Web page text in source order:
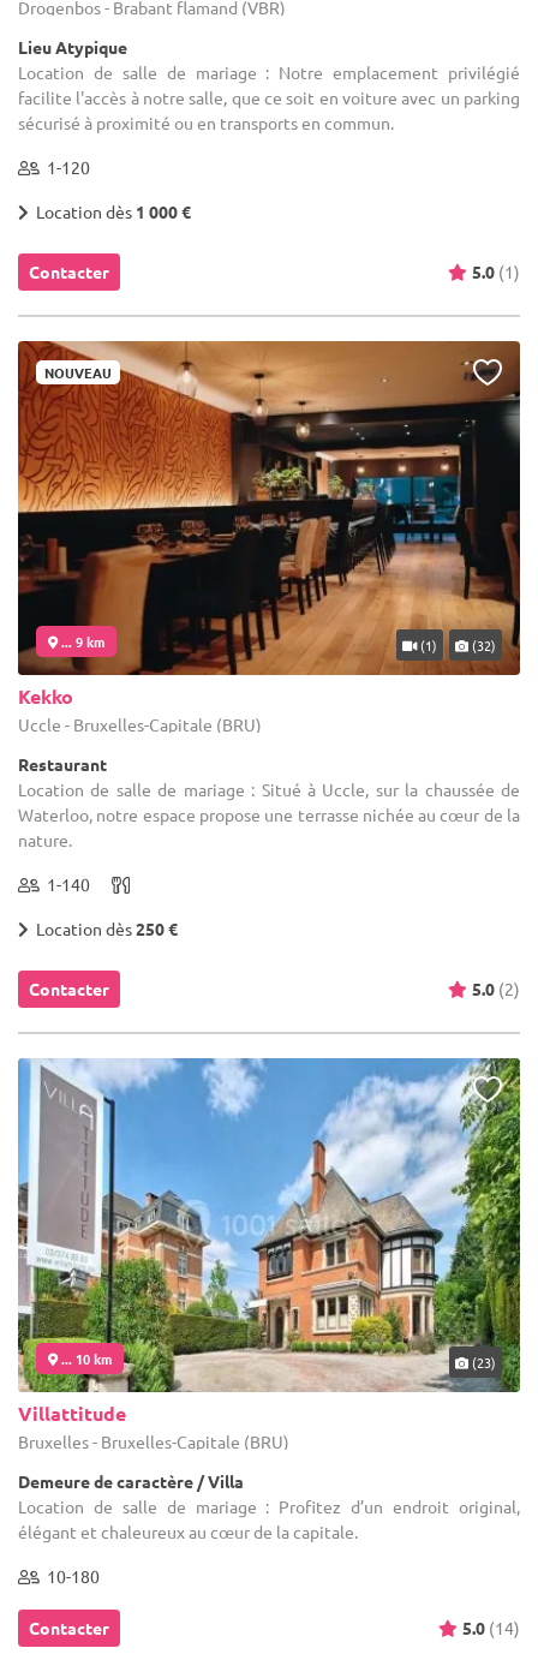
Drogenbos - Brabant flamand (VBR)
Lieu Atypique
Location de salle de mariage : Notre emplacement privilégié
facilite l'accès à notre salle, que ce soit en voiture avec un parking
sécurisé à proximité ou en transports en commun.
1-120
Location dès 1 000 €
Contacter 5.0 (1)
NOUVEAU
... 9 km (1) (32)
Kekko
Uccle - Bruxelles-Capitale (BRU)
Restaurant
Location de salle de mariage : Situé à Uccle, sur la chaussée de
Waterloo, notre espace propose une terrasse nichée au cœur de la
nature.
1-140
Location dès250 €
Contacter 5.0 (2)
... 10 km (23)
Villattitude
Bruxelles - Bruxelles-Capitale (BRU)
Demeure de caractère / Villa
Location de salle de mariage : Profitez d’un endroit original,
élégant et chaleureux au cœur de la capitale.
10-180
Contacter 5.0 (14)